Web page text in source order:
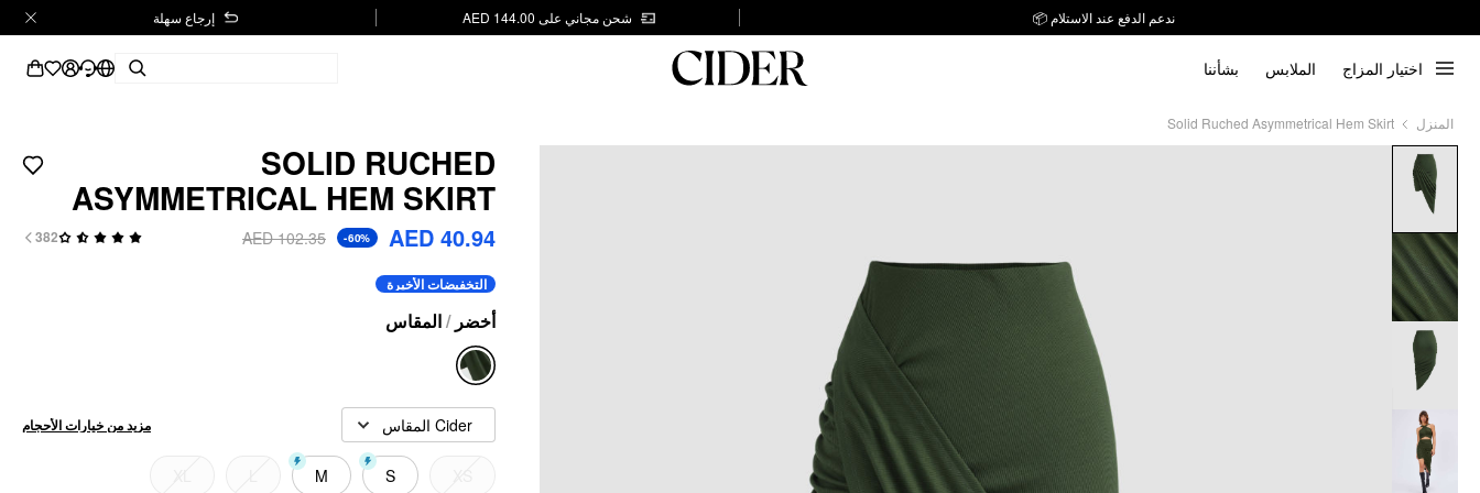
ندعم الدفع عند الاستلام 📦 شحن مجاني على AED 144.00 إرجاع سهلة
اختيار المزاج الملابس بشأننا
المنزل Solid Ruched Asymmetrical Hem Skirt
SOLID RUCHED
ASYMMETRICAL HEM SKIRT
AED 40.94
-60%
AED 102.35
382
التخفيضات الأخيرة
أخضر /المقاس
Cider المقاس مزيد من خيارات الأحجام
S
M